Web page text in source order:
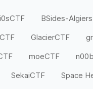
BSides-Algiers
GlacierCTF
moeCTF
SekaiCTF
Space